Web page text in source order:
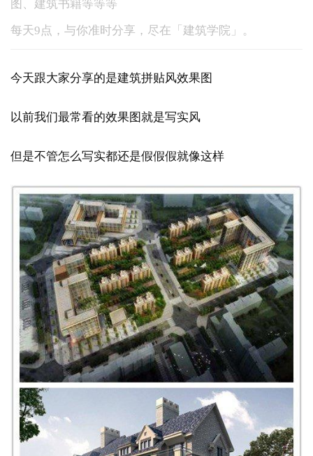
图、建筑书籍等等等
每天9点，与你准时分享，尽在「建筑学院」。
今天跟大家分享的是建筑拼贴风效果图
以前我们最常看的效果图就是写实风
但是不管怎么写实都还是假假假就像这样